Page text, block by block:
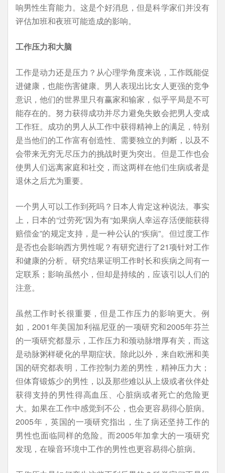
响男性生育能力。这是个好消息，但是科学家们并没有
评估加班和夜班可能造成的影响。
工作压力和大脑
工作是动力还是压力？从心理学角度来说，工作既能促
进健康，也能伤害健康。男人表现出比女人更强的竞争
意识，他们的世界里只有赢家和输家，似乎平局是不可
能存在的。努力获得成功并尽力避免失败会把男人变成
工作狂。成功的男人从工作中获得精神上的满足，特别
是当他们的工作富有创造性、需要独立的判断，以及不
会带来无穷无尽压力的挑战时更为突出。但是工作也会
使男人们远离家庭和社交，而这两样在他们生病或者是
退休之后尤为重要。
一个男人可以工作到死吗？日本人肯定这种说法。事实
上，日本的“过劳死”因为有“如果病人幸运存活便能获得
赔偿金”的规定支持，是一种公认的“疾病”。但过度工作
是否也会影响西方男性呢？有研究进行了21项针对工作
和健康的分析。研究结果证明工作时长和疾病之间有一
定联系；影响虽然小，但却是持续的，应该引以人们的
注意。
虽然工作时长很重要，但是工作压力的影响更大。例
如，2001年美国加利福尼亚的一项研究和2005年芬兰
的一项研究都显示，工作压力和颈动脉增厚有关，而这
是动脉粥样硬化的早期症状。除此以外，来自欧洲和美
国的研究都表明，工作控制力差的男性，精神压力大；
但体育锻炼少的男性，以及那些难以从上级或者伙伴处
获得支持的男性得高血压、心脏病或者死亡的危险更
大。如果在工作中感觉到不公，也会更容易得心脏病。
2005年，英国的一项研究指出，生了病还坚持工作的
男性也面临同样的危险。而2005年加拿大的一项研究
发现，在噪音环境中工作的男性也更容易得心脏病。